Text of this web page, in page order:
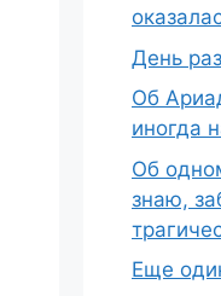
День
Об
иногда
Об
знаю,
Еще